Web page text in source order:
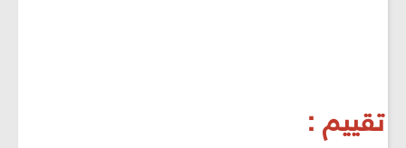
تقييم :